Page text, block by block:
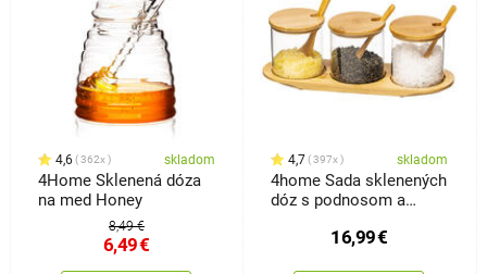
4,6 362x skladom
4Home Sklenená dóza
na med Honey
8,49 €
6,49€
4,7 397x skladom
4home Sada sklenených
dóz s podnosom a
16,99€